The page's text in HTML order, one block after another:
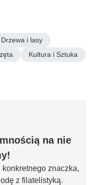
Drzewa i lasy
Kultura i Sztuka
na nie
znaczka,
z filatelistyką.